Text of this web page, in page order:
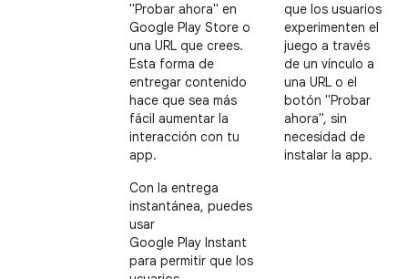
"Probar ahora" en
Google Play Store o
una URL que crees.
Esta forma de
entregar contenido
hace que sea más
fácil aumentar la
interacción con tu
app.
Con la entrega
instantánea, puedes
usar
Google Play Instant
para permitir que los
que los usuarios
experimenten el
juego a través
de un vínculo a
una URL o el
botón "Probar
ahora", sin
necesidad de
instalar la app.